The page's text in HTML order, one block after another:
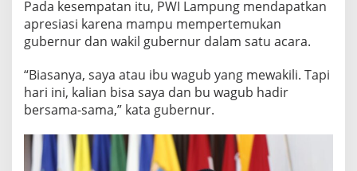
Pada kesempatan itu, PWI Lampung mendapatkan
apresiasi karena mampu mempertemukan
gubernur dan wakil gubernur dalam satu acara.
“Biasanya, saya atau ibu wagub yang mewakili. Tapi
hari ini, kalian bisa saya dan bu wagub hadir
bersama-sama,” kata gubernur.